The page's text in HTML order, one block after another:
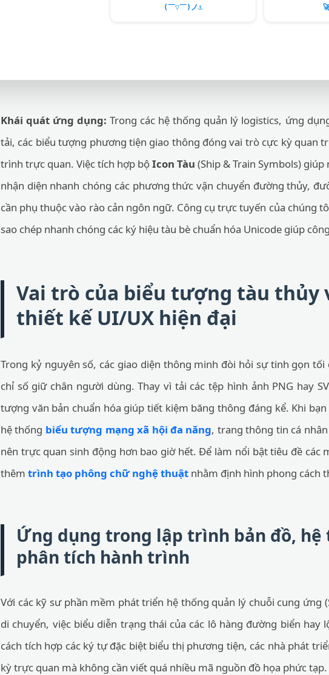
(￣▽￣)ノ⚓
Khái quát ứng dụng: Trong các hệ thống quản lý logistics, ứng
tải, các biểu tượng phương tiện giao thông đóng vai trò cực kỳ quan
trình trực quan. Việc tích hợp bộIcon Tàu (Ship & Train Symbols)
nhận diện nhanh chóng các phương thức vận chuyển đường thủy,
cần phụ thuộc vào rào cản ngôn ngữ. Công cụ trực tuyến của chúng
sao chép nhanh chóng các ký hiệu tàu bè chuẩn hóa Unicode giúp
Vai trò của biểu tượng tàu thủy
thiết kế UI/UX hiện đại
Trong kỷ nguyên số, các giao diện thông minh đòi hỏi sự tinh gọn
chỉ số giữ chân người dùng. Thay vì tải các tệp hình ảnh PNG hay
tượng văn bản chuẩn hóa giúp tiết kiệm băng thông đáng kể. Khi
hệ thống biểu tượng mạng xã hội đa năng, trang thông tin cá
nên trực quan sinh động hơn bao giờ hết. Để làm nổi bật tiêu đề các
thêm trình tạo phông chữ nghệ thuật nhằm định hình phong cách
Ứng dụng trong lập trình bản đồ, hệ
phân tích hành trình
Với các kỹ sư phần mềm phát triển hệ thống quản lý chuỗi cung ứng
di chuyển, việc biểu diễn trạng thái của các lô hàng đường biển hay
cách tích hợp các ký tự đặc biệt biểu thị phương tiện, các nhà phát
kỳ trực quan mà không cần viết quá nhiều mã nguồn đồ họa phức